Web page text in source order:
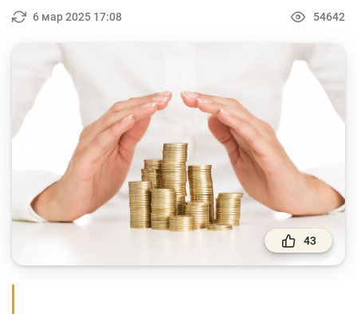
Платежи и переводы
Финансовый рынок
Денежно-кредитная политика и ее элементы
Финансовая безопасность
Права потребителей банковских услуг
Предпринимательство
6 мар 2025 17:08 54642
43